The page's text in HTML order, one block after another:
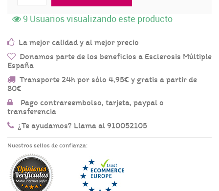
9 Usuarios visualizando este producto
La mejor calidad y al mejor precio
Donamos parte de los beneficios a Esclerosis Múltiple
España
Transporte 24h por sólo 4,95€ y gratis a partir de
80€
Pago contrareembolso, tarjeta, paypal o
transferencia
¿Te ayudamos? Llama al 910052105
Nuestros sellos de confianza: